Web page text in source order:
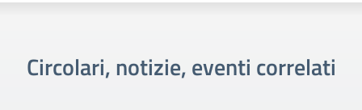
Circolari, notizie, eventi correlati